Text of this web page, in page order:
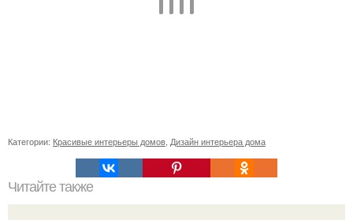
Категории: Красивые интерьеры домов Дизайн интерьера дома
Читайте также